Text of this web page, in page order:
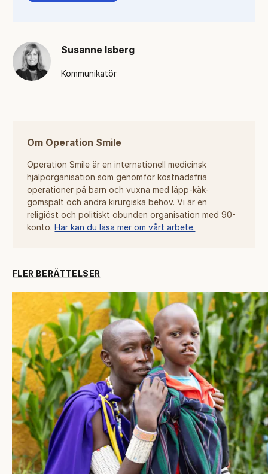
Susanne Isberg
Kommunikatör
Om Operation Smile
Operation Smile är en internationell medicinsk
hjälporganisation som genomför kostnadsfria
operationer på barn och vuxna med läpp-käk-
gomspalt och andra kirurgiska behov. Vi är en
religiöst och politiskt obunden organisation med 90-
konto. Här kan du läsa mer om vårt arbete.
FLER BERÄTTELSER